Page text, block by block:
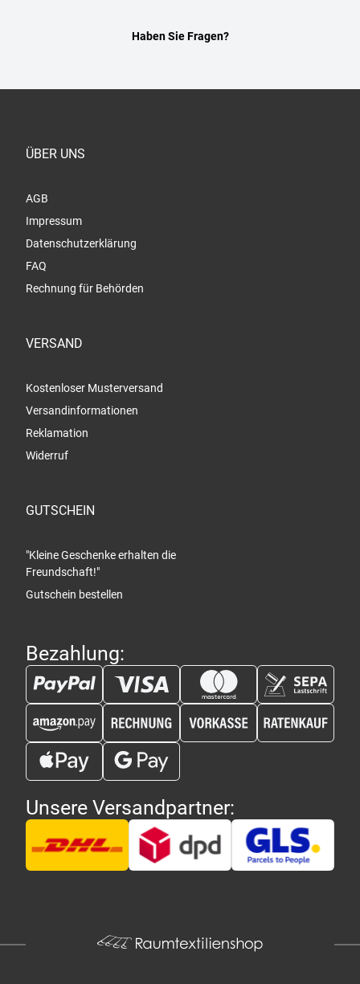
Haben Sie Fragen?
ÜBER UNS
AGB
Impressum
Datenschutzerklärung
FAQ
Rechnung für Behörden
VERSAND
Kostenloser Musterversand
Versandinformationen
Reklamation
Widerruf
GUTSCHEIN
"Kleine Geschenke erhalten die
Freundschaft!"
Gutschein bestellen
Bezahlung:
Unsere Versandpartner: